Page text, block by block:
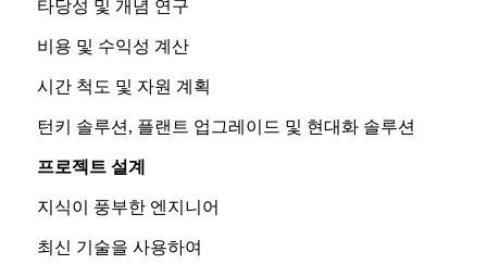
타당성 및 개념 연구
비용 및 수익성 계산
시간 척도 및 자원 계획
턴키 솔루션, 플랜트 업그레이드 및 현대화 솔루션
프로젝트 설계
지식이 풍부한 엔지니어
최신 기술을 사용하여